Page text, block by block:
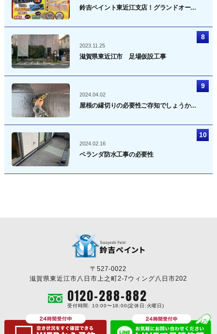
鈴吉ペイント東近江支店！グランドオー...
2023.11.25
滋賀県東近江市 足場仮設工事
2024.04.02
屋根の縁切りの必要性ご存知でしょうか...
2024.02.16
ベランダ防水工事の必要性
〒527-0022
滋賀県東近江市八日市上之町2-7ウィング八日市202
0120-288-882
受付時間: 10:00〜18:00(定休日:火曜日)